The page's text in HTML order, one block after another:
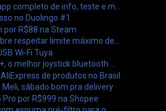
completo de info, teste e m...
no Duolingo #1
por R$88 na Steam
respeitar limite máximo de...
Wi-Fi Tuya
o melhor joystick bluetooth ...
de produtos no Brasil
Meli, sábado bom pra delivery
Pro por R$999 na Shopee